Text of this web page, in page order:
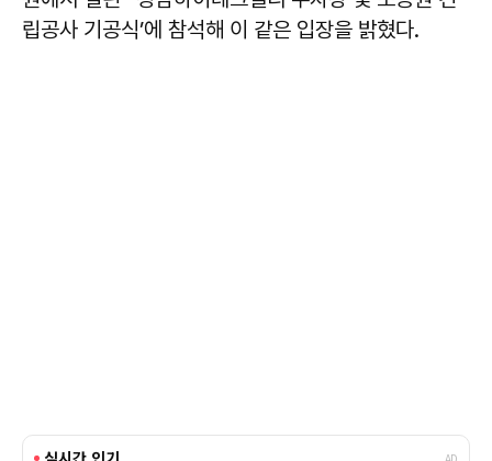
립공사 기공식’에 참석해 이 같은 입장을 밝혔다.